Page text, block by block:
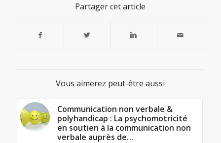
Partager cet article
Vous aimerez peut-être aussi
Communication non verbale &
polyhandicap : La psychomotricité
en soutien à la communication non
verbale auprès de…